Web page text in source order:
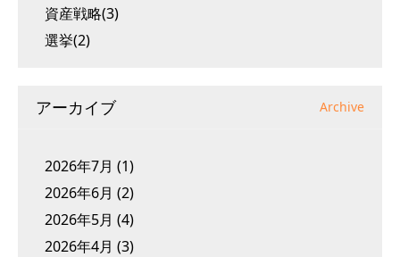
資産戦略(3)
選挙(2)
アーカイブ Archive
2026年7月 (1)
2026年6月 (2)
2026年5月 (4)
2026年4月 (3)